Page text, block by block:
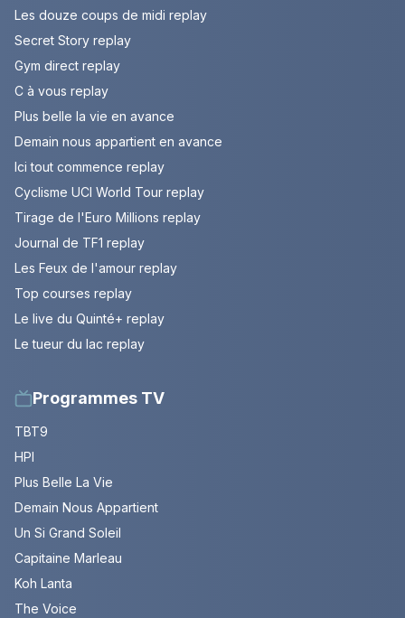
Les douze coups de midi replay
Secret Story replay
Gym direct replay
C à vous replay
Plus belle la vie en avance
Demain nous appartient en avance
Ici tout commence replay
Cyclisme UCI World Tour replay
Tirage de l'Euro Millions replay
Journal de TF1 replay
Les Feux de l'amour replay
Top courses replay
Le live du Quinté+ replay
Le tueur du lac replay
Programmes TV
TBT9
HPI
Plus Belle La Vie
Demain Nous Appartient
Un Si Grand Soleil
Capitaine Marleau
Koh Lanta
The Voice